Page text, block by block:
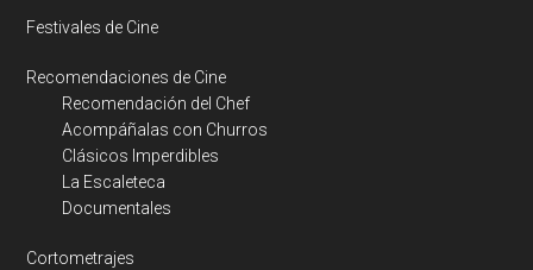
Festivales de Cine
Recomendaciones de Cine
Recomendación del Chef
Acompáñalas con Churros
Clásicos Imperdibles
La Escaleteca
Documentales
Cortometrajes